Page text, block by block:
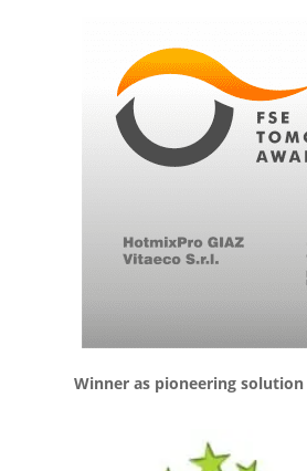
Winner as pioneering solution